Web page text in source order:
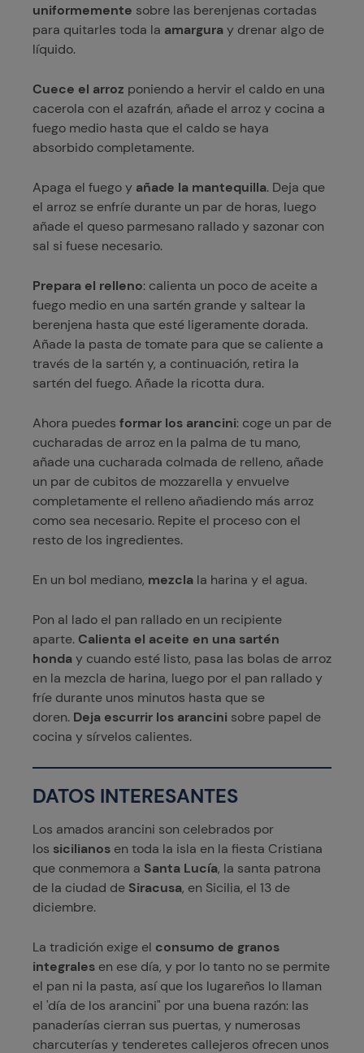
uniformemente sobre las berenjenas cortadas
para quitarles toda la amarguray drenar algo de
líquido.
Cuece el arroz poniendo a hervir el caldo en una
cacerola con el azafrán, añade el arroz y cocina a
fuego medio hasta que el caldo se haya
absorbido completamente.
Apaga el fuego y añade la mantequilla. Deja que
el arroz se enfríe durante un par de horas, luego
añade el queso parmesano rallado y sazonar con
sal si fuese necesario.
Prepara el relleno: calienta un poco de aceite a
fuego medio en una sartén grande y saltear la
berenjena hasta que esté ligeramente dorada.
Añade la pasta de tomate para que se caliente a
través de la sartén y, a continuación, retira la
sartén del fuego. Añade la ricotta dura.
Ahora puedes formar los arancini: coge un par de
cucharadas de arroz en la palma de tu mano,
añade una cucharada colmada de relleno, añade
un par de cubitos de mozzarella y envuelve
completamente el relleno añadiendo más arroz
como sea necesario. Repite el proceso con el
resto de los ingredientes.
En un bol mediano, mezcla la harina y el agua.
Pon al lado el pan rallado en un recipiente
aparte. Calienta el aceite en una sartén
honday cuando esté listo, pasa las bolas de arroz
en la mezcla de harina, luego por el pan rallado y
fríe durante unos minutos hasta que se
doren. Deja escurrir los arancini sobre papel de
cocina y sírvelos calientes.
DATOS INTERESANTES
Los amados arancini son celebrados por
los sicilianos en toda la isla en la fiesta Cristiana
que conmemora a Santa Lucía, la santa patrona
de la ciudad de Siracusa, en Sicilia, el 13 de
diciembre.
La tradición exige el consumo de granos
integrales en ese día, y por lo tanto no se permite
el pan ni la pasta, así que los lugareños lo llaman
el 'día de los arancini" por una buena razón: las
panaderías cierran sus puertas, y numerosas
charcuterías y tenderetes callejeros ofrecen unos